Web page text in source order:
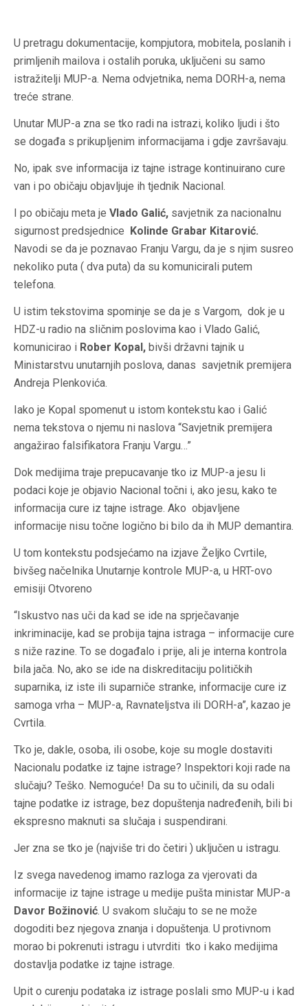
U pretragu dokumentacije, kompjutora, mobitela, poslanih i
primljenih mailova i ostalih poruka, uključeni su samo
istražitelji MUP-a. Nema odvjetnika, nema DORH-a, nema
treće strane.
Unutar MUP-a zna se tko radi na istrazi, koliko ljudi i što
se događa s prikupljenim informacijama i gdje završavaju.
No, ipak sve informacija iz tajne istrage kontinuirano cure
van i po običaju objavljuje ih tjednik Nacional.
I po običaju meta je Vlado Galić, savjetnik za nacionalnu
sigurnost predsjednice Kolinde Grabar Kitarović.
Navodi se da je poznavao Franju Vargu, da je s njim susreo
nekoliko puta ( dva puta) da su komunicirali putem
telefona.
U istim tekstovima spominje se da je s Vargom, dok je u
HDZ-u radio na sličnim poslovima kao i Vlado Galić,
komunicirao i Rober Kopal, bivši državni tajnik u
Ministarstvu unutarnjih poslova, danas savjetnik premijera
Andreja Plenkovića.
Iako je Kopal spomenut u istom kontekstu kao i Galić
nema tekstova o njemu ni naslova “Savjetnik premijera
angažirao falsifikatora Franju Vargu…”
Dok medijima traje prepucavanje tko iz MUP-a jesu li
podaci koje je objavio Nacional točni i, ako jesu, kako te
informacija cure iz tajne istrage. Ako objavljene
informacije nisu točne logično bi bilo da ih MUP demantira.
U tom kontekstu podsjećamo na izjave Željko Cvrtile,
bivšeg načelnika Unutarnje kontrole MUP-a, u HRT-ovo
emisiji Otvoreno
“Iskustvo nas uči da kad se ide na sprječavanje
inkriminacije, kad se probija tajna istraga – informacije cure
s niže razine. To se događalo i prije, ali je interna kontrola
bila jača. No, ako se ide na diskreditaciju političkih
suparnika, iz iste ili suparniče stranke, informacije cure iz
samoga vrha – MUP-a, Ravnateljstva ili DORH-a”, kazao je
Cvrtila.
Tko je, dakle, osoba, ili osobe, koje su mogle dostaviti
Nacionalu podatke iz tajne istrage? Inspektori koji rade na
slučaju? Teško. Nemoguće! Da su to učinili, da su odali
tajne podatke iz istrage, bez dopuštenja nadređenih, bili bi
ekspresno maknuti sa slučaja i suspendirani.
Jer zna se tko je (najviše tri do četiri ) uključen u istragu.
Iz svega navedenog imamo razloga za vjerovati da
informacije iz tajne istrage u medije pušta ministar MUP-a
Davor Božinović. U svakom slučaju to se ne može
dogoditi bez njegova znanja i dopuštenja. U protivnom
morao bi pokrenuti istragu i utvrditi tko i kako medijima
dostavlja podatke iz tajne istrage.
Upit o curenju podataka iz istrage poslali smo MUP-u i kad